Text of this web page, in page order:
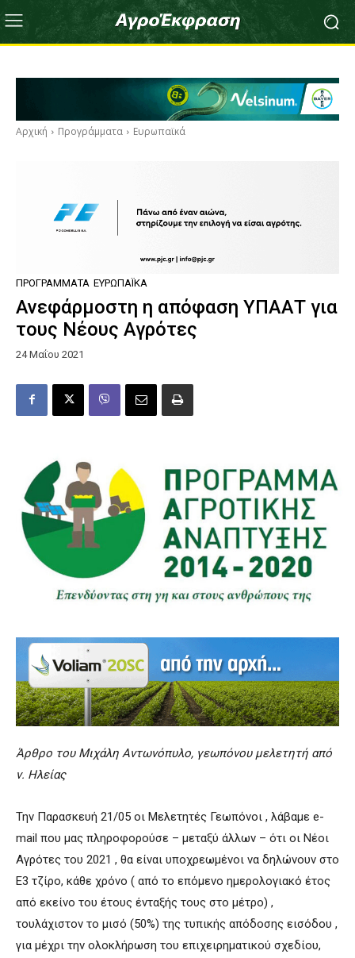
Αρχική Προγράμματα Ευρωπαϊκά
ΠΡΟΓΡΆΜΜΑΤΑ ΕΥΡΩΠΑΪΚΆ
Ανεφάρμοστη η απόφαση ΥΠΑΑΤ για
τους Νέους Αγρότες
24 Μαΐου 2021
Άρθρο του Μιχάλη Αντωνόπυλο, γεωπόνου μελετητή από
ν. Ηλείας
Την Παρασκευή 21/05 οι Μελετητές Γεωπόνοι , λάβαμε e-
mail που μας πληροφορούσε – μεταξύ άλλων – ότι οι Νέοι
Αγρότες του 2021 , θα είναι υποχρεωμένοι να δηλώνουν στο
Ε3 τζίρο, κάθε χρόνο ( από το επόμενο ημερολογιακό έτος
από εκείνο του έτους ένταξής τους στο μέτρο) ,
τουλάχιστον το μισό (50%) της τυπικής απόδοσης εισόδου ,
για μέχρι την ολοκλήρωση του επιχειρηματικού σχεδίου,